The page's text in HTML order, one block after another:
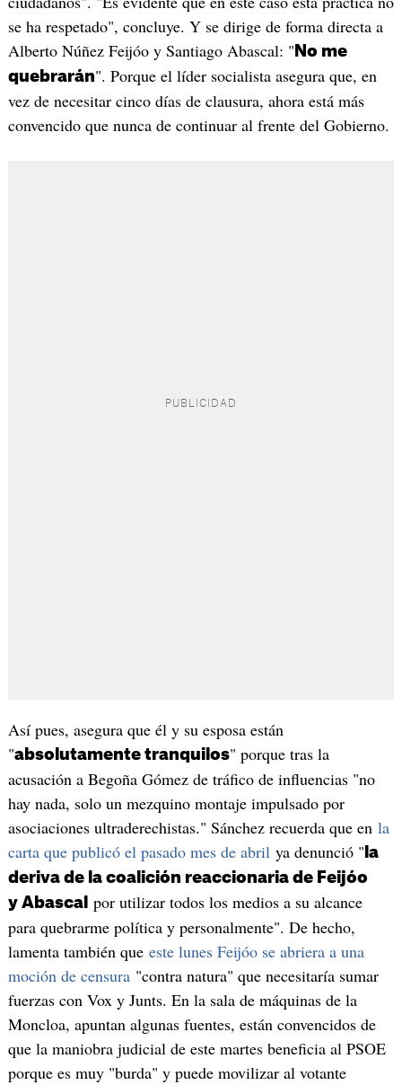
se ha respetado", concluye. Y se dirige de forma directa a
Alberto Núñez Feijóo y Santiago Abascal: " No me
quebrarán". Porque el líder socialista asegura que, en
vez de necesitar cinco días de clausura, ahora está más
convencido que nunca de continuar al frente del Gobierno.
Así pues, asegura que él y su esposa están
"absolutamente tranquilos" porque tras la
acusación a Begoña Gómez de tráfico de influencias "no
hay nada, solo un mezquino montaje impulsado por
asociaciones ultraderechistas." Sánchez recuerda que en la
carta que publicó el pasado mes de abrilya denunció " la
deriva de la coalición reaccionaria de Feijóo
y Abascal por utilizar todos los medios a su alcance
para quebrarme política y personalmente". De hecho,
lamenta también que este lunes Feijóo se abriera a una
moción de censura"contra natura" que necesitaría sumar
fuerzas con Vox y Junts. En la sala de máquinas de la
Moncloa, apuntan algunas fuentes, están convencidos de
que la maniobra judicial de este martes beneficia al PSOE
porque es muy "burda" y puede movilizar al votante